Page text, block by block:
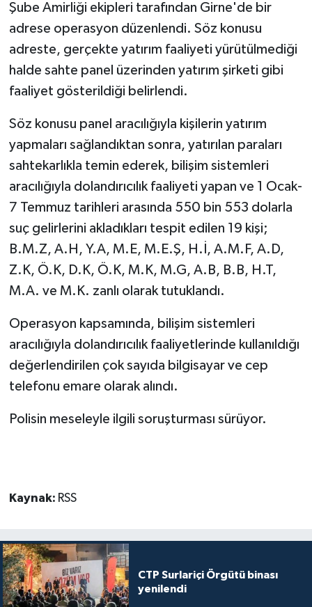
Şube Amirliği ekipleri tarafından Girne'de bir
adrese operasyon düzenlendi. Söz konusu
adreste, gerçekte yatırım faaliyeti yürütülmediği
halde sahte panel üzerinden yatırım şirketi gibi
faaliyet gösterildiği belirlendi.
Söz konusu panel aracılığıyla kişilerin yatırım
yapmaları sağlandıktan sonra, yatırılan paraları
sahtekarlıkla temin ederek, bilişim sistemleri
aracılığıyla dolandırıcılık faaliyeti yapan ve 1 Ocak-
7 Temmuz tarihleri arasında 550 bin 553 dolarla
suç gelirlerini akladıkları tespit edilen 19 kişi;
B.M.Z, A.H, Y.A, M.E, M.E.Ş, H.İ, A.M.F, A.D,
Z.K, Ö.K, D.K, Ö.K, M.K, M.G, A.B, B.B, H.T,
M.A. ve M.K. zanlı olarak tutuklandı.
Operasyon kapsamında, bilişim sistemleri
aracılığıyla dolandırıcılık faaliyetlerinde kullanıldığı
değerlendirilen çok sayıda bilgisayar ve cep
telefonu emare olarak alındı.
Polisin meseleyle ilgili soruşturması sürüyor.
Kaynak: RSS
CTP Surlariçi Örgütü binası
yenilendi